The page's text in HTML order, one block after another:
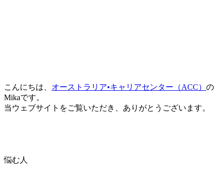
こんにちは、 オーストラリア•キャリアセンター（ACC） の
Mikaです。
当ウェブサイトをご覧いただき、ありがとうございます。
悩む人